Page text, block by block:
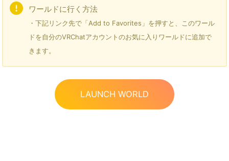
ワールドに行く方法
・下記リンク先で「Add to Favorites」を押すと、このワール
ドを自分のVRChatアカウントのお気に入りワールドに追加で
きます。
LAUNCH WORLD